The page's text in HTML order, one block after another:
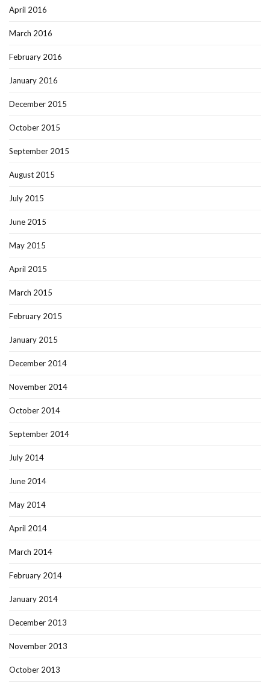
April 2016
March 2016
February 2016
January 2016
December 2015
October 2015
September 2015
August 2015
July 2015
June 2015
May 2015
April 2015
March 2015
February 2015
January 2015
December 2014
November 2014
October 2014
September 2014
July 2014
June 2014
May 2014
April 2014
March 2014
February 2014
January 2014
December 2013
November 2013
October 2013